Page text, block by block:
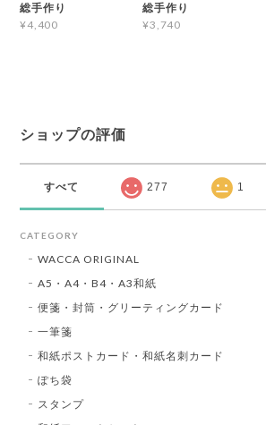
総手作り
¥4,400
総手作り
¥3,740
ショップの評価
すべて 277 1
CATEGORY
WACCA ORIGINAL
A5・A4・B4・A3和紙
便箋・封筒・グリーティングカード
一筆箋
和紙ポストカード・和紙名刺カード
ぽち袋
スタンプ